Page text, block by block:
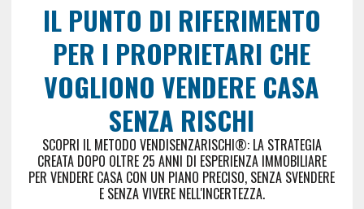
IL PUNTO DI RIFERIMENTO
PER I PROPRIETARI CHE
VOGLIONO VENDERE CASA
SENZA RISCHI
SCOPRI IL METODO VENDISENZARISCHI®: LA STRATEGIA
CREATA DOPO OLTRE 25 ANNI DI ESPERIENZA IMMOBILIARE
PER VENDERE CASA CON UN PIANO PRECISO, SENZA SVENDERE
E SENZA VIVERE NELL'INCERTEZZA.